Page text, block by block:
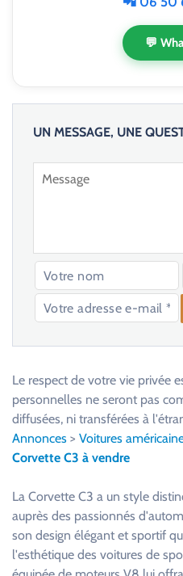
💬
UN MESSAGE, UNE
l
a
s
s
Le respect de votre vie privée
personnelles ne seront pas
diffusées, ni transférées à
Annonces > Voitures
Corvette C3 à vendre
La Corvette C3 a un style
auprès des passionnés
son design élégant et sportif
l'esthétique des voitures de